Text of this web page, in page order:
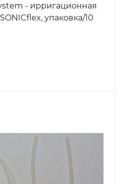
- ирригационная
упаковка/10